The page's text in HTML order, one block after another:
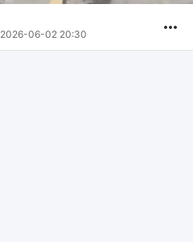
2026-06-02 20:30